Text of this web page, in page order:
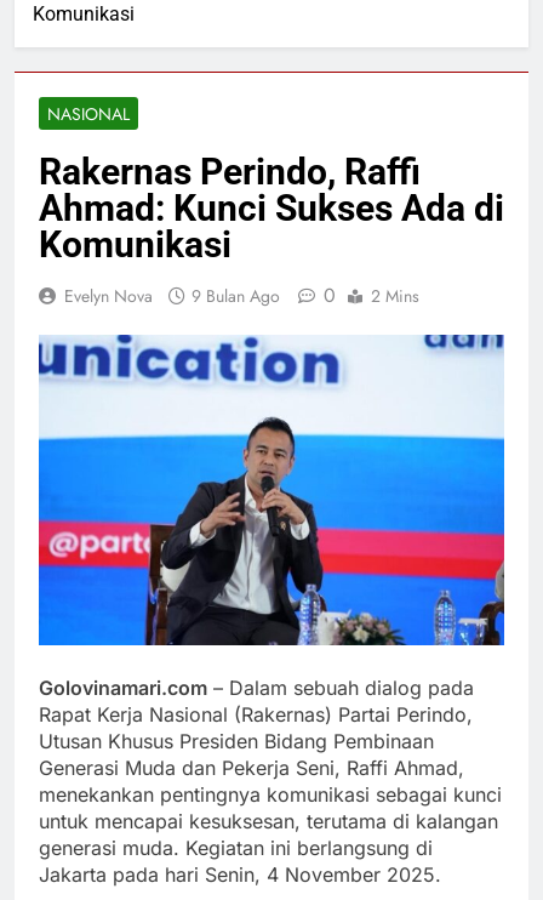
Komunikasi
NASIONAL
Rakernas Perindo, Raffi
Ahmad: Kunci Sukses Ada di
Komunikasi
Evelyn Nova 9 Bulan Ago 0 2 Mins
Golovinamari.com – Dalam sebuah dialog pada
Rapat Kerja Nasional (Rakernas) Partai Perindo,
Utusan Khusus Presiden Bidang Pembinaan
Generasi Muda dan Pekerja Seni, Raffi Ahmad,
menekankan pentingnya komunikasi sebagai kunci
untuk mencapai kesuksesan, terutama di kalangan
generasi muda. Kegiatan ini berlangsung di
Jakarta pada hari Senin, 4 November 2025.